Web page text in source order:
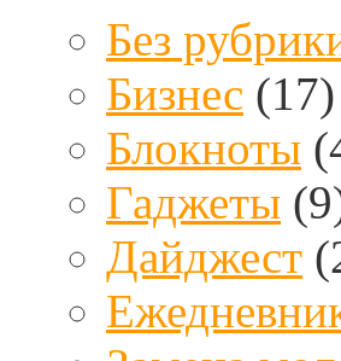
Без
Бизнес (17)
Блокноты
Гаджеты
Дайджест